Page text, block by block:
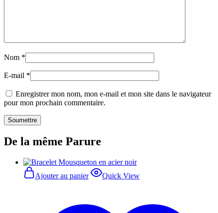
Nom *
E-mail *
Enregistrer mon nom, mon e-mail et mon site dans le navigateur
pour mon prochain commentaire.
De la même Parure
Ajouter au panier Quick View